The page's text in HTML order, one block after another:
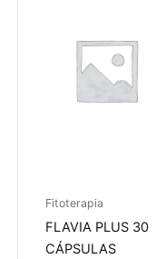
Fitoterapia
FLAVIA PLUS 30
CÁPSULAS